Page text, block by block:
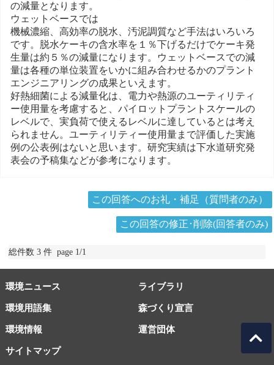
の減量となります。
ウェットベースでは
機械濃縮、高効率の脱水、汚泥調質など手法はいろいろ
です。脱水ケーキの含水率を１％下げるだけでケーキ発
生量は約５％の減量になります。ウェットベースでの減
量は各種の単位装置をいかに組み合わせるかのプラント
エンジニアリングの成果といえます。
好熱細菌による減量化は、電力や熱源のユーティリティ
ー使用量を考慮すると、パイロットプラントスケールの
レベルで、実負荷で使えるレベルに達しているとは考え
られません。ユーティリティー使用量まで評価した実施
例の公表例はないと思います。研究実績は下水道研究発
表会の予稿集などが参考になります。
この回答へのお礼・補足（質問者のみ）
この回答の修正･削除(回答者のみ)
総件数 3 件 page 1/1
環境ニュース ライブラリ
環境用語集 森づくり宣言
環境情報
サイトマップ
運営団体